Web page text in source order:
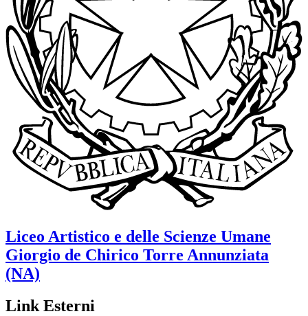
Liceo Artistico e delle Scienze Umane
Giorgio de Chirico Torre Annunziata
(NA)
Link Esterni